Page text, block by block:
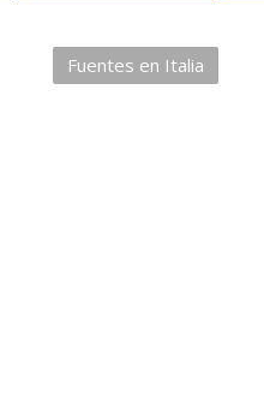
Fuentes en Italia